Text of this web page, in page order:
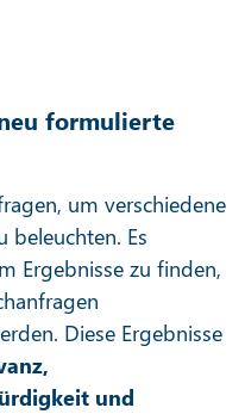
formulierte
um verschiedene
beleuchten. Es
Ergebnisse zu finden,
Diese Ergebnisse
und